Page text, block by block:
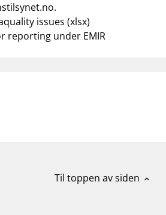
.
issues (xlsx)
reporting under EMIR
Til toppen av siden expand_less